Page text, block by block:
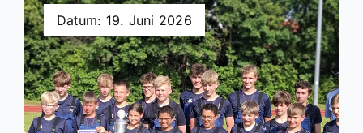
Datum: 19. Juni 2026